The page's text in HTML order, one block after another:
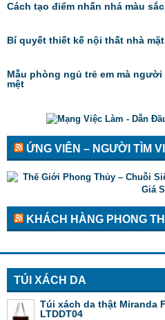
Cách tạo điểm nhấn nhá màu
Bí quyết thiết kế nội thất nhà
Mẫu phòng ngủ trẻ em mà
mệt
ỨNG VIÊN – NGƯỜI TÌM
KHÁCH HÀNG PHONG
TÚI XÁCH DA
Túi xách da thật Miranda
LTDDT04